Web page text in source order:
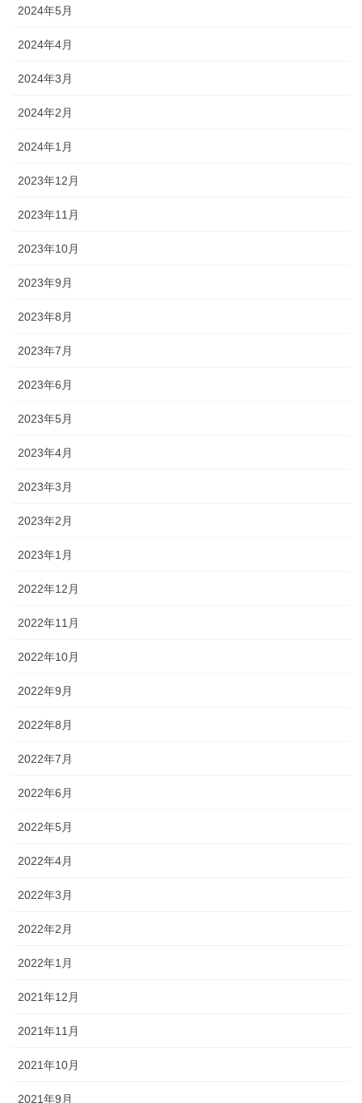
2024年5月
2024年4月
2024年3月
2024年2月
2024年1月
2023年12月
2023年11月
2023年10月
2023年9月
2023年8月
2023年7月
2023年6月
2023年5月
2023年4月
2023年3月
2023年2月
2023年1月
2022年12月
2022年11月
2022年10月
2022年9月
2022年8月
2022年7月
2022年6月
2022年5月
2022年4月
2022年3月
2022年2月
2022年1月
2021年12月
2021年11月
2021年10月
2021年9月